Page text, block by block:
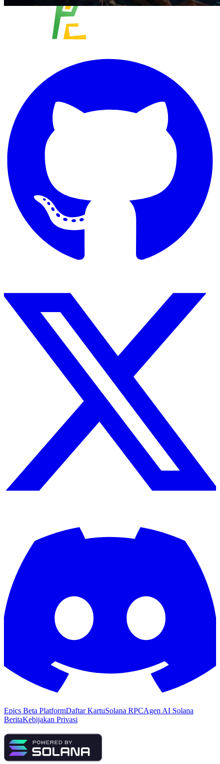
Epics Beta PlatformDaftar KartuSolana RPCAgen AI Solana
BeritaKebijakan Privasi